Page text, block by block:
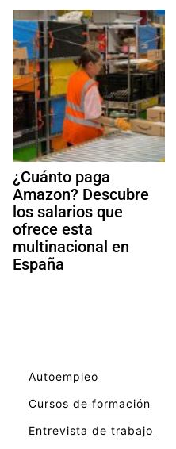
¿Cuánto paga
Amazon? Descubre
los salarios que
ofrece esta
multinacional en
España
Autoempleo
Cursos de formación
Entrevista de trabajo